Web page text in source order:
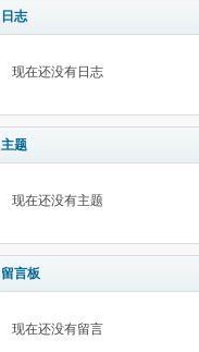
日志
现在还没有日志
主题
现在还没有主题
留言板
现在还没有留言